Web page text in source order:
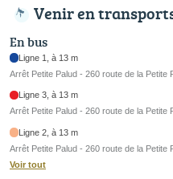
Venir en
En bus
Ligne 1, à 13 m
Arrêt Petite Palud - 260 route de la Petite
Ligne 3, à 13 m
Arrêt Petite Palud - 260 route de la Petite
Ligne 2, à 13 m
Arrêt Petite Palud - 260 route de la Petite
Voir tout